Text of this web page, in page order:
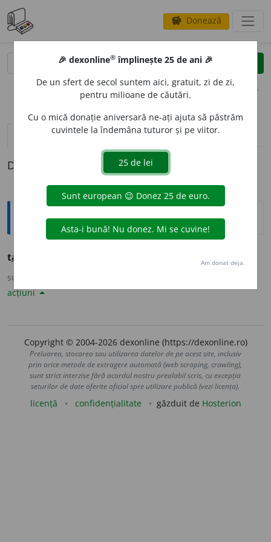
savings Donează
clear
opțiuni
definiții (1) pronunțievolume_up (5)
Definiția cu ID-ul 1044384:
Sinonime
ta
sursa:
acțiuni
Copyright © 2004-2026 dexonline (https://dexonline.ro)
Preluarea, stocarea sau utilizarea datelor de pe acest site, inclusiv
prin orice metode de extragere automată (web scraping, crawling),
sunt strict interzise fără acordul nostru prealabil scris, cu excepția
seturilor de date oferite oficial spre utilizare publică (vezi licența).
licență confidențialitate găzduit de Hosterion
🎉 dexonline® împlinește 25 de ani 🎉
De un sfert de secol suntem aici, gratuit, zi de zi,
pentru milioane de căutări.
Cu o mică donație aniversară ne-ați ajuta să păstrăm
cuvintele la îndemâna tuturor și pe viitor.
Am donat deja.